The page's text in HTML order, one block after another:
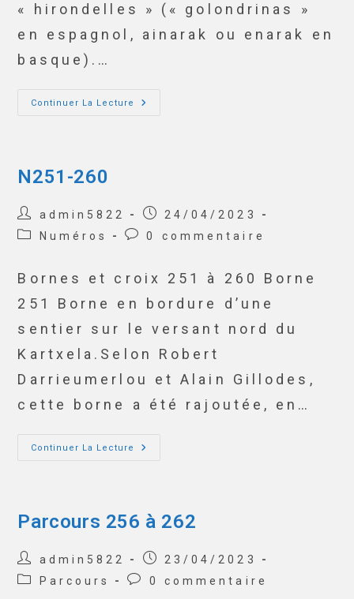
« hirondelles » (« golondrinas »
en espagnol, ainarak ou enarak en
basque).…
Continuer La Lecture
N251-260
admin5822
24/04/2023
Numéros
0 commentaire
Bornes et croix 251 à 260 Borne
251 Borne en bordure d’une
sentier sur le versant nord du
Kartxela.Selon Robert
Darrieumerlou et Alain Gillodes,
cette borne a été rajoutée, en…
Continuer La Lecture
Parcours 256 à 262
admin5822
23/04/2023
Parcours
0 commentaire